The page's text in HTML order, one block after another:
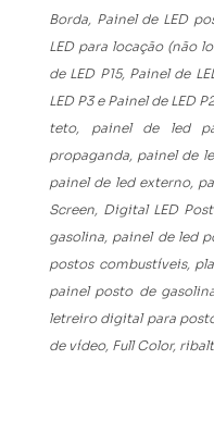
Borda, Painel de LED
LED para locação (não
de LED P15, Painel de
LED P3 e Painel de LED
teto, painel de led
propaganda, painel de
painel de led externo,
Screen, Digital LED
gasolina, painel de led
postos combustíveis,
painel posto de
letreiro digital para
de vídeo, Full Color,